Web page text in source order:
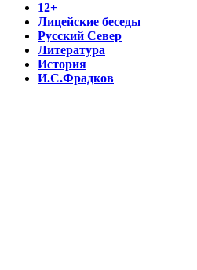
12+
Лицейские беседы
Русский Север
Литература
История
И.С.Фрадков